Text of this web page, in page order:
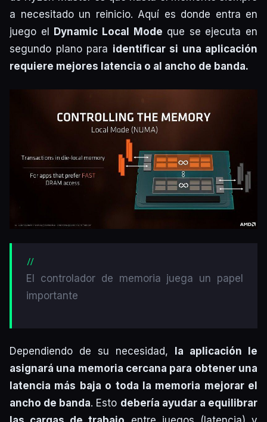
a necesitado un reinicio. Aquí es donde entra en
juego el Dynamic Local Mode que se ejecuta en
segundo plano para identificar si una aplicación
requiere mejores latencia o al ancho de banda.
El controlador de memoria juega un papel
importante
Dependiendo de su necesidad, la aplicación le
asignará una memoria cercana para obtener una
latencia más baja o toda la memoria mejorar el
ancho de banda. Esto debería ayudar a equilibrar